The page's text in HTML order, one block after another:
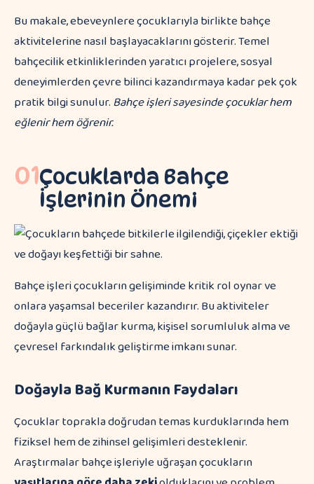
Bu makale, ebeveynlere çocuklarıyla birlikte bahçe
aktivitelerine nasıl başlayacaklarını gösterir. Temel
bahçecilik etkinliklerinden yaratıcı projelere, sosyal
deneyimlerden çevre bilinci kazandırmaya kadar pek çok
pratik bilgi sunulur.Bahçe işleri sayesinde çocuklar hem
eğlenir hem öğrenir.
01Çocuklarda Bahçe
İşlerinin Önemi
Bahçe işleri çocukların gelişiminde kritik rol oynar ve
onlara yaşamsal beceriler kazandırır. Bu aktiviteler
doğayla güçlü bağlar kurma, kişisel sorumluluk alma ve
çevresel farkındalık geliştirme imkanı sunar.
Doğayla Bağ Kurmanın Faydaları
Çocuklar toprakla doğrudan temas kurduklarında hem
fiziksel hem de zihinsel gelişimleri desteklenir.
Araştırmalar bahçe işleriyle uğraşan çocukların